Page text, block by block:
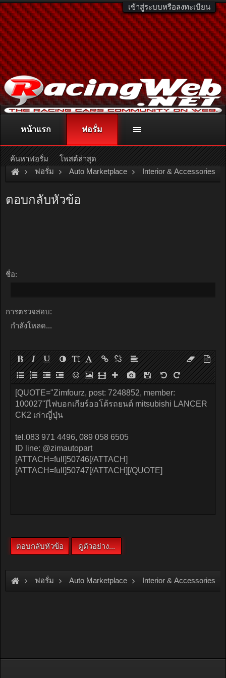
เข้าสู่ระบบหรือลงทะเบียน
ติดต่อลงโฆษณา racingweb@gmail.comหรือโทร. 081-811-1138
หรืออ่านรายละเอียดเพิ่มเติม คลิกที่นี่
ฟอรั่ม Auto Marketplace Interior & Accessories
ตอบกลับหัวข้อ
ชื่อ:
การตรวจสอบ:
กำลังโหลด...
ฟอรั่ม Auto Marketplace Interior & Accessories
หน้าแรก ฟอรั่ม
ค้นหาฟอรั่ม โพสต์ล่าสุด